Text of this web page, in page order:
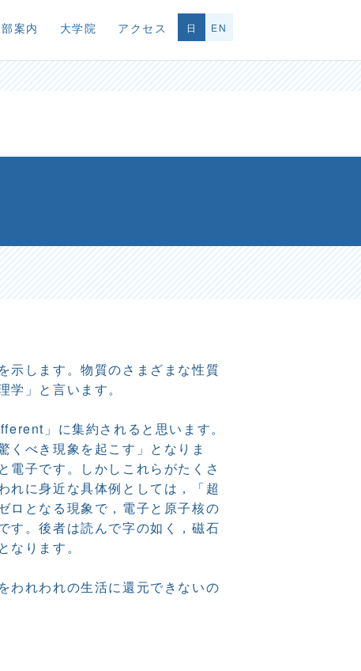
案内 大学院 アクセス 日 EN
示します。物質のさまざまな性質
」と言います。
」に集約されると思います。
くべき現象を起こす」となりま
電子です。しかしこれらがたくさ
れに身近な具体例としては，「超
ロとなる現象で，電子と原子核の
す。後者は読んで字の如く，磁石
ります。
われわれの生活に還元できないの